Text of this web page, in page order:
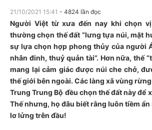
21/10/2021 15:41 - 4824 lần đọc
Người Việt từ xưa đến nay khi chọn
thường chọn thế đất “lưng tựa núi, mặt
sự lựa chọn hợp phong thủy của người
nhân đinh, thuỷ quản tài”. Hơn nữa, thế
mang lại cảm giác được núi che chở,
thế giới bên ngoài. Các làng xã vùng
Trung Trung Bộ đều chọn thế đất này để
Thế nhưng, họ đâu biết rằng luôn tiềm
lơ lửng trên đầu!